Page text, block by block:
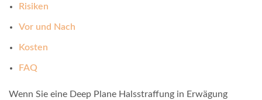
Risiken
Vor und Nach
Kosten
FAQ
Wenn Sie eine Deep Plane Halsstraffung in Erwägung